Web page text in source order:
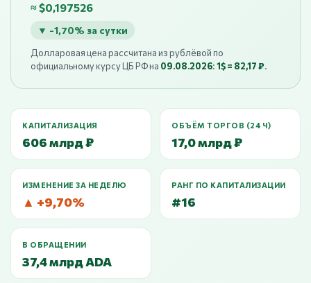
≈ $0,197526
▼ -1,70% за сутки
Долларовая цена рассчитана из рублёвой по
официальному курсу ЦБ РФ на 09.08.2026:1$ = 82,17 ₽.
КАПИТАЛИЗАЦИЯ
606 млрд ₽
ОБЪЁМ ТОРГОВ (24 Ч)
17,0 млрд ₽
ИЗМЕНЕНИЕ ЗА НЕДЕЛЮ
▲ +9,70%
РАНГ ПО КАПИТАЛИЗАЦИИ
#16
В ОБРАЩЕНИИ
37,4 млрд ADA